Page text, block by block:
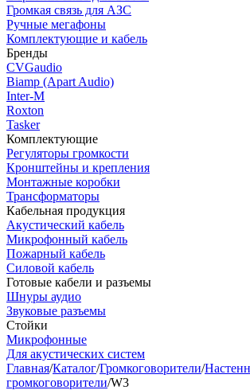
Громкая связь для АЗС
Ручные мегафоны
Комплектующие и кабель
Бренды
CVGaudio
Biamp (Apart Audio)
Inter-M
Roxton
Tasker
Комплектующие
Регуляторы громкости
Кронштейны и крепления
Монтажные коробки
Трансформаторы
Кабельная продукция
Акустический кабель
Микрофонный кабель
Пожарный кабель
Силовой кабель
Готовые кабели и разъемы
Шнуры аудио
Звуковые разъемы
Стойки
Микрофонные
Для акустических систем
Главная/Каталог/Громкоговорители/
громкоговорители/W3